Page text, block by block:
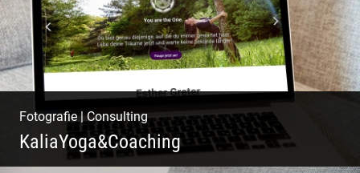
Fotografie|Consulting
KaliaYoga&Coaching